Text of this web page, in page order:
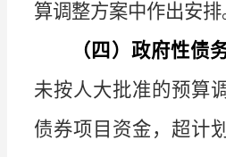
算调整方案中作出安排
（四）政府性债
未按人大批准的预算
债券项目资金，超计